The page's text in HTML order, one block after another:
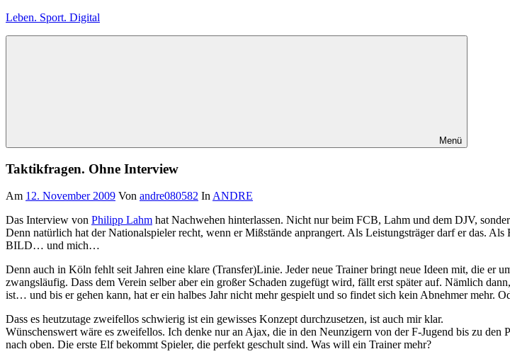
Zum
Leben. Sport. Digital
Menü
Taktikfragen. Ohne Interview
Am 12. November 2009 Von andre080582 InANDRE
Das Interview von Philipp Lahm hat Nachwehen hinterlassen. Nicht nur beim FCB, Lahm und dem DJV,
Denn natürlich hat der Nationalspieler recht, wenn er Mißstände anprangert. Als Leistungsträger darf er das.
BILD… und mich…
Denn auch in Köln fehlt seit Jahren eine klare (Transfer)Linie. Jeder neue Trainer bringt neue Ideen mit, die er
zwangsläufig. Dass dem Verein selber aber ein großer Schaden zugefügt wird, fällt erst später auf. Nämlich
ist… und bis er gehen kann, hat er ein halbes Jahr nicht mehr gespielt und so findet sich kein Abnehmer mehr.
Dass es heutzutage zweifellos schwierig ist ein gewisses Konzept durchzusetzen, ist auch mir klar.
Wünschenswert wäre es zweifellos. Ich denke nur an Ajax, die in den Neunzigern von der F-Jugend bis zu
nach oben. Die erste Elf bekommt Spieler, die perfekt geschult sind. Was will ein Trainer mehr?